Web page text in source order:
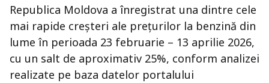
Republica Moldova a înregistrat una dintre cele
mai rapide creșteri ale prețurilor la benzină din
lume în perioada 23 februarie – 13 aprilie 2026,
cu un salt de aproximativ 25%, conform analizei
realizate pe baza datelor portalului